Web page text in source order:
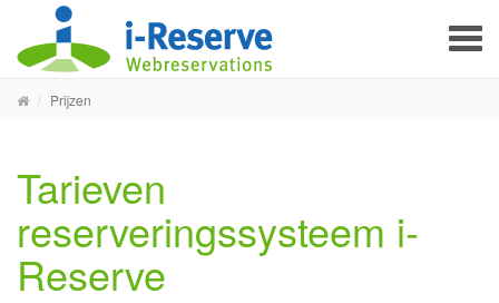
Prijzen
Tarieven
reserveringssysteem i-
Reserve